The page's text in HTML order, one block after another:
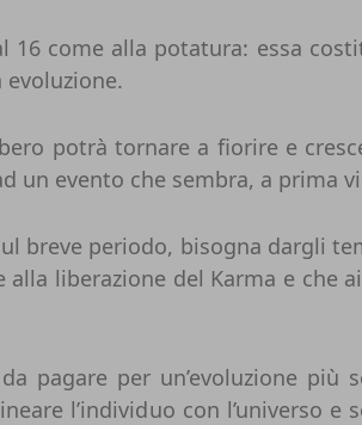
come alla potatura: essa
evoluzione.
potrà tornare a fiorire e
un evento che sembra, a prima
breve periodo, bisogna dargli
liberazione del Karma e
pagare per un’evoluzione
l’individuo con l’universo